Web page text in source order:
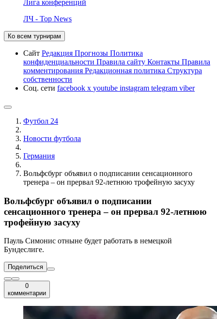
Лига конференций
ЛЧ - Top News
Ко всем турнирам
Сайт Редакция Прогнозы Политика
конфиденциальности Правила сайту Контакты Правила
комментирования Редакционная политика Структура
собственности
Соц. сети facebook x youtube instagram telegram viber
Футбол 24
Новости футбола
Германия
Вольфсбург объявил о подписании сенсационного
тренера – он прервал 92-летнюю трофейную засуху
Вольфсбург объявил о подписании
сенсационного тренера – он прервал 92-летнюю
трофейную засуху
Пауль Симонис отныне будет работать в немецкой
Бундеслиге.
Поделиться
0
комментарии